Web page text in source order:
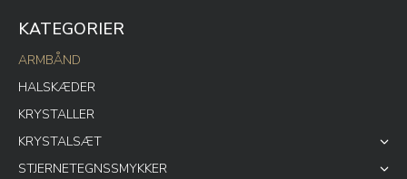
KATEGORIER
ARMBÅND
HALSKÆDER
KRYSTALLER
KRYSTALSÆT
STJERNETEGNSSMYKKER